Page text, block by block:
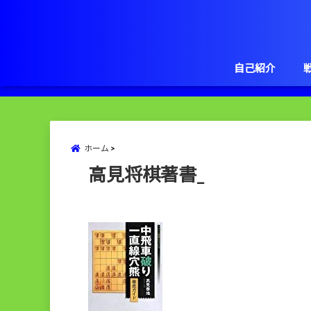
自己紹介
ホーム
高見将棋著書_